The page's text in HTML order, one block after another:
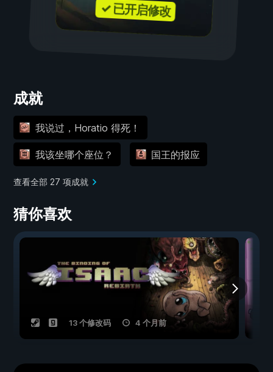
✓ 已开启修改
成就
我说过，Horatio 得死！
我该坐哪个座位？ 国王的报应
查看全部 27 项成就
猜你喜欢
13 个修改码 4 个月前